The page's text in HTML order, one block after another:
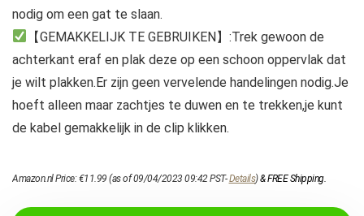
nodig om een gat te slaan.
【GEMAKKELIJK TE GEBRUIKEN】:Trek gewoon de
achterkant eraf en plak deze op een schoon oppervlak dat
je wilt plakken.Er zijn geen vervelende handelingen nodig.Je
hoeft alleen maar zachtjes te duwen en te trekken,je kunt
de kabel gemakkelijk in de clip klikken.
Amazon.nl Price:€11.99 (as of 09/04/2023 09:42 PST-Details)&FREE Shipping.